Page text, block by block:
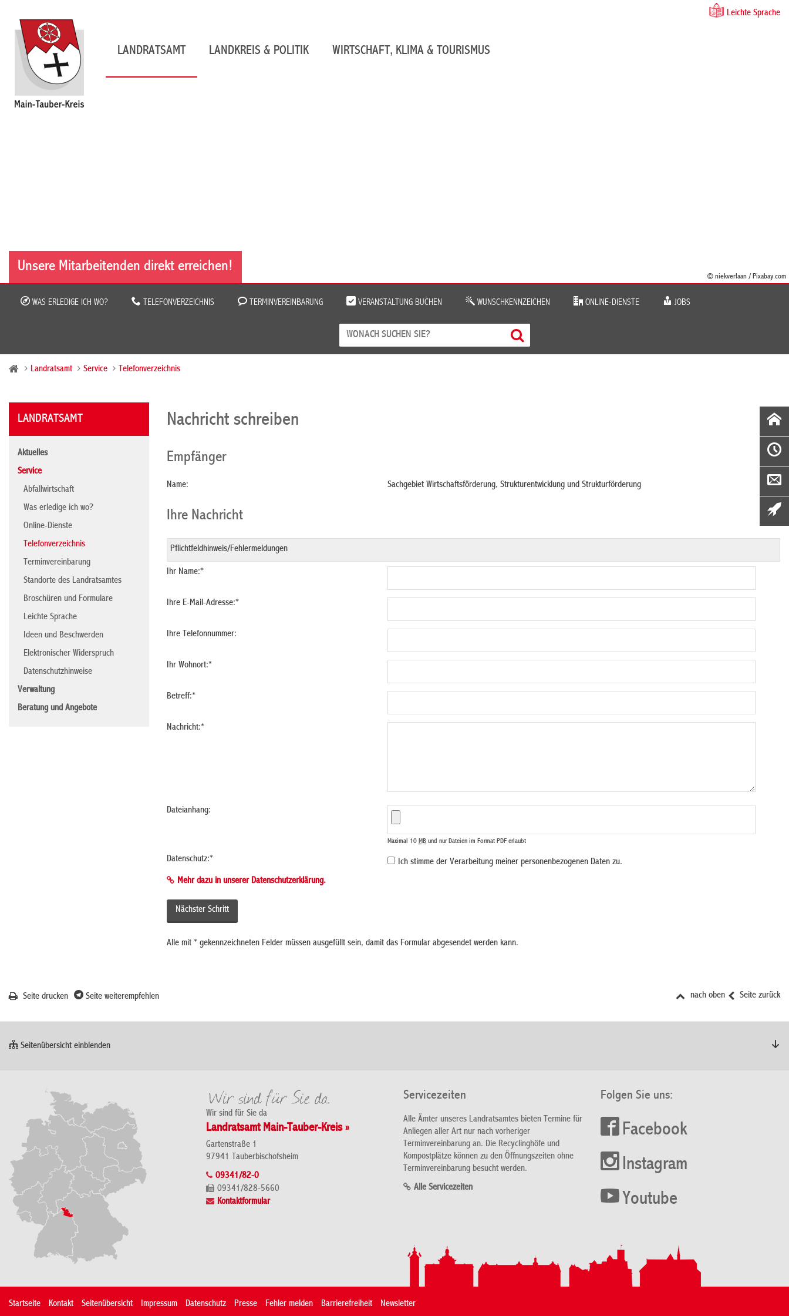
Leichte Sprache
LANDRATSAMT LANDKREIS & POLITIK WIRTSCHAFT, KLIMA & TOURISMUS
Unsere Mitarbeitenden direkt erreichen!
© niekverlaan / Pixabay.com
WAS ERLEDIGE ICH WO? TELEFONVERZEICHNIS TERMINVEREINBARUNG VERANSTALTUNG BUCHEN WUNSCHKENNZEICHEN ONLINE-DIENSTE JOBS
Landratsamt Service Telefonverzeichnis
LANDRATSAMT
Aktuelles
Service
Abfallwirtschaft
Was erledige ich wo?
Online-Dienste
Telefonverzeichnis
Terminvereinbarung
Standorte des Landratsamtes
Broschüren und Formulare
Leichte Sprache
Ideen und Beschwerden
Elektronischer Widerspruch
Datenschutzhinweise
Verwaltung
Beratung und Angebote
Nachricht schreiben
Empfänger
Name: Sachgebiet Wirtschaftsförderung, Strukturentwicklung und Strukturförderung
Ihre Nachricht
Ihr Name:*
Ihre E-Mail-Adresse:*
Ihre Telefonnummer:
Ihr Wohnort:*
Betreff:*
Nachricht:*
Dateianhang:
Maximal 10 MBund nur Dateien im Format PDF erlaubt
Datenschutz:*
Ich stimme der Verarbeitung meiner personenbezogenen Daten zu.
Mehr dazu in unserer Datenschutzerklärung.
Alle mit *gekennzeichneten Felder müssen ausgefüllt sein, damit das Formular abgesendet werden kann.
Seite zurück
nach oben
Seite drucken Seite weiterempfehlen
Seitenübersicht einblenden
Wir sind für Sie da
Landratsamt Main-Tauber-Kreis »
Gartenstraße 1
97941 Tauberbischofsheim
09341/82-0
09341/828-5660
Kontaktformular
Servicezeiten
Alle Ämter unseres Landratsamtes bieten Termine für
Anliegen aller Art nur nach vorheriger
Terminvereinbarung an. Die Recyclinghöfe und
Kompostplätze können zu den Öffnungszeiten ohne
Terminvereinbarung besucht werden.
Alle Servicezeiten
Folgen Sie uns:
Facebook
Instagram
Youtube
Startseite Kontakt Seitenübersicht Impressum Datenschutz Presse Fehler melden Barrierefreiheit Newsletter